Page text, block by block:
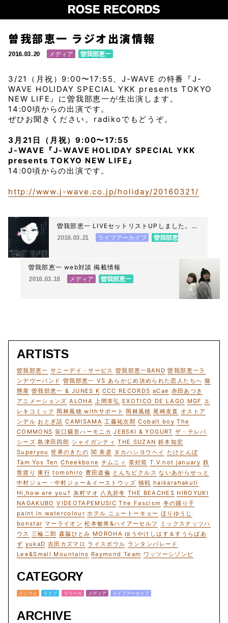
曽我部恵一 ラジオ出演情報
2016.03.20 メディア 曽我部恵一
3/21（月祝）9:00〜17:55、J-WAVE の特番『J-
WAVE HOLIDAY SPECIAL YKK presents TOKYO
NEW LIFE』に曽我部恵一が生出演します。
14:00頃からの出演です。
ぜひお聞きください。radikoでもどうぞ。
3月21日（月祝）9:00〜17:55
J-WAVE『J-WAVE HOLIDAY SPECIAL YKK
presents TOKYO NEW LIFE』
14:00頃からの出演です。
http://www.j-wave.co.jp/holiday/20160321/
曽我部恵一 LIVEセットリストUPしました。
3/19＜上村一夫展 音楽イベント・曽我部恵一
2016.03.21 ライブアーカイブ
曽我部恵
曽我部恵一 web対談 掲載情報
2016.03.18 メディア 曽我部恵一
ARTISTS
曽我部恵一 サニーデイ・サービス 曽我部恵一BAND 曽我部恵一ラ
ンデヴーバンド 曽我部恵一 VS あらかじめ決められた恋人たちへ 擬
態屋 曽我部恵一 & JUNES K CCC RECORDS aCae 赤田あつき
アニメーションズ ALOHA 上間常弘 EXOTICO DE LAGO MGF エ
レキコミック 岡林風穂 withサポート 岡林風穂 尾崎友直 オストア
ンデル おとぎ話 CAMISAMA 工藤祐次郎 Cobalt boy The
COMMONS 笹口騒音ハーモニカ JEBSKI & YOGURT ザ・テレパ
シーズ 島津田四郎 シャイガンティ THE SUZAN 鈴木知宏
Superyou 世界のきたの 関 美彦 タカハシヨウヘイ たけとんぼ
Tam Yos Ten Cheekbone チムニィ 茶封筒 T.V.not january 鉄
骨渡り 東行 tomohiro 豊田道倫 とんちピクルス ないあがらせっと
中村ジョー・中村ジョー＆イーストウッズ 猫戦 haikarahakuti
Hi,how are you? 灰村マオ 八丸於冬 THE BEACHES HIROYUKI
NAGAKUBO VIDEOTAPEMUSIC The Fascism 冬の踊り子
paint in watercolour ホテル ニュートーキョー ほりゆうじ
bonstar マーライオン 松本敏将&ハイアーセルフ
ミックスナッツハ
ウス 三輪二郎 森脇ひとみ MOROHA ゆうやけしはす＆すうらばあ
ず yukaD 吉田カズマロ ライスボウル ランタンパレード
Lee&Small Mountains Raymond Team ワッツーシゾンビ
CATEGORY
インフォ ライブ リリース メディア ライブアーカイブ
ARCHIVE